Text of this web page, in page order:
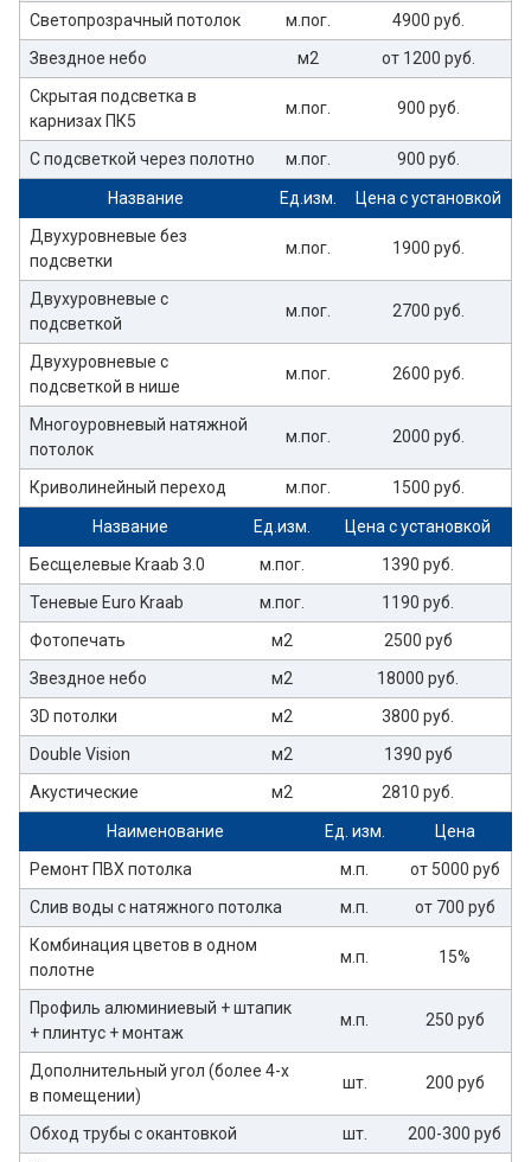
Светопрозрачный потолок м.пог.
4900 руб.
Звездное небо
м2
от 1200 руб.
Скрытая подсветка в
карнизах ПК5
м.пог. 900 руб.
С подсветкой через полотно м.пог. 900 руб.
Название Ед.изм.
Цена с установкой
Двухуровневые без
подсветки
м.пог. 1900 руб.
Двухуровневые с
подсветкой
м.пог. 2700 руб.
Двухуровневые с
подсветкой в нише
м.пог. 2600 руб.
Многоуровневый натяжной
потолок
м.пог. 2000 руб.
Криволинейный переход м.пог. 1500 руб.
Название Ед.изм.
Цена с установкой
Бесщелевые Kraab 3.0
м.пог.
1390 руб.
Теневые Euro Kraab
м.пог.
1190 руб.
Фотопечать
м2
2500 руб
Звездное небо
м2
18000 руб.
3D потолки
м2
3800 руб.
Double Vision
м2
1390 руб
Акустические
м2 2810 руб.
Наименование Ед. изм.
Цена
Ремонт ПВХ потолка
м.п.
от 5000 руб
Слив воды с натяжного потолка
м.п.
от 700 руб
Комбинация цветов в одном
полотне
м.п. 15%
Профиль алюминиевый + штапик
+ плинтус + монтаж
м.п. 250 руб
Дополнительный угол (более 4-х
в помещении)
шт. 200 руб
Обход трубы с окантовкой шт.
200-300 руб